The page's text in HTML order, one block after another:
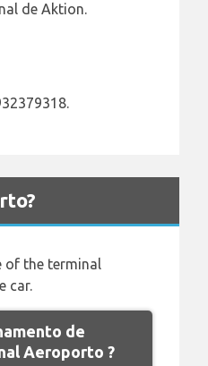
de Aktion.
of the terminal
car.
de
Aeroporto ?